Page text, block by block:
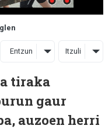
Entzun Itzuli
tiraka
gaur
auzoen herri